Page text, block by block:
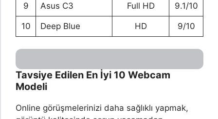
9 Asus C3 Full HD 9.1/10
10 Deep Blue HD 9/10
Tavsiye Edilen En İyi 10 Webcam
Modeli
Online görüşmelerinizi daha sağlıklı yapmak,